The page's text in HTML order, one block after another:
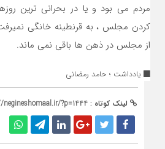
مردم می بود و یا در بحرانی ترین
کردن مجلس ، به قرنطینه خانگی
از مجلس در ذهن ها باقی نمی ماند.
یادداشت ؛ حامد رمضانی
لینک کوتاه : ?p=1444